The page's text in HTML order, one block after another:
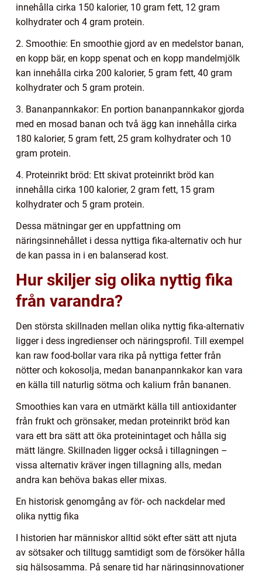
innehålla cirka 150 kalorier, 10 gram fett, 12 gram
kolhydrater och 4 gram protein.
2. Smoothie: En smoothie gjord av en medelstor banan,
en kopp bär, en kopp spenat och en kopp mandelmjölk
kan innehålla cirka 200 kalorier, 5 gram fett, 40 gram
kolhydrater och 5 gram protein.
3. Bananpannkakor: En portion bananpannkakor gjorda
med en mosad banan och två ägg kan innehålla cirka
180 kalorier, 5 gram fett, 25 gram kolhydrater och 10
gram protein.
4. Proteinrikt bröd: Ett skivat proteinrikt bröd kan
innehålla cirka 100 kalorier, 2 gram fett, 15 gram
kolhydrater och 5 gram protein.
Dessa mätningar ger en uppfattning om
näringsinnehållet i dessa nyttiga fika-alternativ och hur
de kan passa in i en balanserad kost.
Hur skiljer sig olika nyttig fika
från varandra?
Den största skillnaden mellan olika nyttig fika-alternativ
ligger i dess ingredienser och näringsprofil. Till exempel
kan raw food-bollar vara rika på nyttiga fetter från
nötter och kokosolja, medan bananpannkakor kan vara
en källa till naturlig sötma och kalium från bananen.
Smoothies kan vara en utmärkt källa till antioxidanter
från frukt och grönsaker, medan proteinrikt bröd kan
vara ett bra sätt att öka proteinintaget och hålla sig
mätt längre. Skillnaden ligger också i tillagningen –
vissa alternativ kräver ingen tillagning alls, medan
andra kan behöva bakas eller mixas.
En historisk genomgång av för- och nackdelar med
olika nyttig fika
I historien har människor alltid sökt efter sätt att njuta
av sötsaker och tilltugg samtidigt som de försöker hålla
sig hälsosamma. På senare tid har näringsinnovationer